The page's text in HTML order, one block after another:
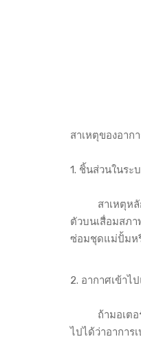
สาเหตุของอาก
1. ชิ้นส่วนในระ
สาเหตุหลักข
ตัวบนเสื่อมสภา
ซ่อมชุดแม่ปั้มห
2. อากาศเข้าไ
ถ้ามอเตอร์ไ
ไปได้ว่าอาการ